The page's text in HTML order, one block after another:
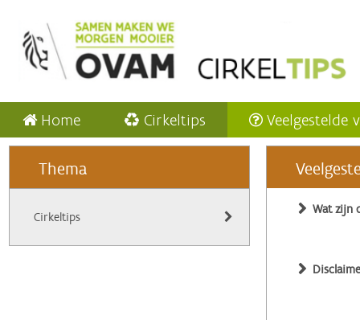
Home Cirkeltips Veelgestelde
Thema
Cirkeltips
Wat zijn